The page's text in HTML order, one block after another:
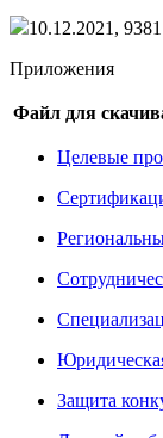
10.12.2021, 9381
Приложения
Файл для
Целевые
Защита